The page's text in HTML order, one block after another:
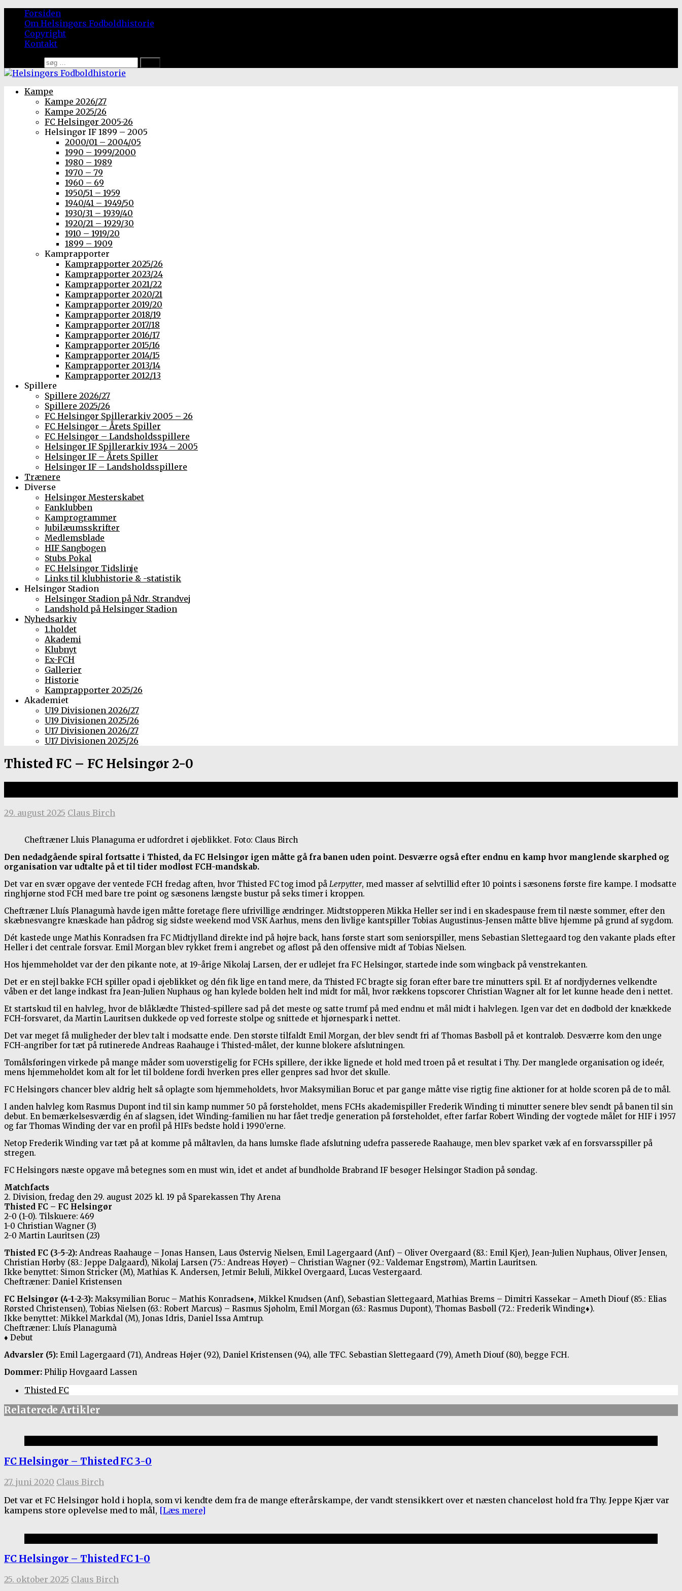
Forsiden
Om Helsingørs Fodboldhistorie
Copyright
Kontakt
Kampe
Kampe 2026/27
Kampe 2025/26
FC Helsingør 2005-26
Helsingør IF 1899 – 2005
2000/01 – 2004/05
1990 – 1999/2000
1980 – 1989
1970 – 79
1960 – 69
1950/51 – 1959
1940/41 – 1949/50
1930/31 – 1939/40
1920/21 – 1929/30
1910 – 1919/20
1899 – 1909
Kamprapporter
Kamprapporter 2025/26
Kamprapporter 2023/24
Kamprapporter 2021/22
Kamprapporter 2020/21
Kamprapporter 2019/20
Kamprapporter 2018/19
Kamprapporter 2017/18
Kamprapporter 2016/17
Kamprapporter 2015/16
Kamprapporter 2014/15
Kamprapporter 2013/14
Kamprapporter 2012/13
Spillere
Spillere 2026/27
Spillere 2025/26
FC Helsingør Spillerarkiv 2005 – 26
FC Helsingør – Årets Spiller
FC Helsingør – Landsholdsspillere
Helsingør IF Spillerarkiv 1934 – 2005
Helsingør IF – Årets Spiller
Helsingør IF – Landsholdsspillere
Trænere
Diverse
Helsingør Mesterskabet
Fanklubben
Kamprogrammer
Jubilæumsskrifter
Medlemsblade
HIF Sangbogen
Stubs Pokal
FC Helsingør Tidslinje
Links til klubhistorie & -statistik
Helsingør Stadion
Helsingør Stadion på Ndr. Strandvej
Landshold på Helsingør Stadion
Nyhedsarkiv
1.holdet
Akademi
Klubnyt
Ex-FCH
Gallerier
Historie
Kamprapporter 2025/26
Akademiet
U19 Divisionen 2026/27
U19 Divisionen 2025/26
U17 Divisionen 2026/27
U17 Divisionen 2025/26
Thisted FC – FC Helsingør 2-0
29. august 2025 Claus Birch
Cheftræner Lluis Planaguma er udfordret i øjeblikket. Foto: Claus Birch
Den nedadgående spiral fortsatte i Thisted, da FC Helsingør igen måtte gå fra banen uden point. Desværre også efter endnu en kamp hvor manglende skarphed og
organisation var udtalte på et til tider modløst FCH-mandskab.
Det var en svær opgave der ventede FCH fredag aften, hvor Thisted FC tog imod på Lerpytter, med masser af selvtillid efter 10 points i sæsonens første fire kampe. I modsatte
ringhjørne stod FCH med bare tre point og sæsonens længste bustur på seks timer i kroppen.
Cheftræner Lluís Planagumà havde igen måtte foretage flere ufrivillige ændringer. Midtstopperen Mikka Heller ser ind i en skadespause frem til næste sommer, efter den
skæbnesvangre knæskade han pådrog sig sidste weekend mod VSK Aarhus, mens den livlige kantspiller Tobias Augustinus-Jensen måtte blive hjemme på grund af sygdom.
Dét kastede unge Mathis Konradsen fra FC Midtjylland direkte ind på højre back, hans første start som seniorspiller, mens Sebastian Slettegaard tog den vakante plads efter
Heller i det centrale forsvar. Emil Morgan blev rykket frem i angrebet og afløst på den offensive midt af Tobias Nielsen.
Hos hjemmeholdet var der den pikante note, at 19-årige Nikolaj Larsen, der er udlejet fra FC Helsingør, startede inde som wingback på venstrekanten.
Det er en stejl bakke FCH spiller opad i øjeblikket og dén fik lige en tand mere, da Thisted FC bragte sig foran efter bare tre minutters spil. Et af nordjydernes velkendte
våben er det lange indkast fra Jean-Julien Nuphaus og han kylede bolden helt ind midt for mål, hvor rækkens topscorer Christian Wagner alt for let kunne heade den i nettet.
Et startskud til en halvleg, hvor de blåklædte Thisted-spillere sad på det meste og satte trumf på med endnu et mål midt i halvlegen. Igen var det en dødbold der knækkede
FCH-forsvaret, da Martin Lauritsen dukkede op ved forreste stolpe og snittede et hjørnespark i nettet.
Det var meget få muligheder der blev talt i modsatte ende. Den største tilfaldt Emil Morgan, der blev sendt fri af Thomas Basbøll på et kontraløb. Desværre kom den unge
FCH-angriber for tæt på rutinerede Andreas Raahauge i Thisted-målet, der kunne blokere afslutningen.
Tomålsføringen virkede på mange måder som uoverstigelig for FCHs spillere, der ikke lignede et hold med troen på et resultat i Thy. Der manglede organisation og ideér,
mens hjemmeholdet kom alt for let til boldene fordi hverken pres eller genpres sad hvor det skulle.
FC Helsingørs chancer blev aldrig helt så oplagte som hjemmeholdets, hvor Maksymilian Boruc et par gange måtte vise rigtig fine aktioner for at holde scoren på de to mål.
I anden halvleg kom Rasmus Dupont ind til sin kamp nummer 50 på førsteholdet, mens FCHs akademispiller Frederik Winding ti minutter senere blev sendt på banen til sin
debut. En bemærkelsesværdig én af slagsen, idet Winding-familien nu har fået tredje generation på førsteholdet, efter farfar Robert Winding der vogtede målet for HIF i 1957
og far Thomas Winding der var en profil på HIFs bedste hold i 1990’erne.
Netop Frederik Winding var tæt på at komme på måltavlen, da hans lumske flade afslutning udefra passerede Raahauge, men blev sparket væk af en forsvarsspiller på
stregen.
FC Helsingørs næste opgave må betegnes som en must win, idet et andet af bundholde Brabrand IF besøger Helsingør Stadion på søndag.
Matchfacts
2. Division, fredag den 29. august 2025 kl. 19 på Sparekassen Thy Arena
Thisted FC – FC Helsingør
2-0 (1-0). Tilskuere: 469
1-0 Christian Wagner (3)
2-0 Martin Lauritsen (23)
Thisted FC (3-5-2): Andreas Raahauge – Jonas Hansen, Laus Østervig Nielsen, Emil Lagergaard (Anf) – Oliver Overgaard (83.: Emil Kjer), Jean-Julien Nuphaus, Oliver Jensen,
Christian Hørby (83.: Jeppe Dalgaard), Nikolaj Larsen (75.: Andreas Høyer) – Christian Wagner (92.: Valdemar Engstrøm), Martin Lauritsen.
Ikke benyttet: Simon Stricker (M), Mathias K. Andersen, Jetmir Beluli, Mikkel Overgaard, Lucas Vestergaard.
Cheftræner: Daniel Kristensen
FC Helsingør (4-1-2-3): Maksymilian Boruc – Mathis Konradsen♦, Mikkel Knudsen (Anf), Sebastian Slettegaard, Mathias Brems – Dimitri Kassekar – Ameth Diouf (85.: Elias
Rørsted Christensen), Tobias Nielsen (63.: Robert Marcus) – Rasmus Sjøholm, Emil Morgan (63.: Rasmus Dupont), Thomas Basbøll (72.: Frederik Winding♦).
Ikke benyttet: Mikkel Markdal (M), Jonas Idris, Daniel Issa Amtrup.
Cheftræner: Lluís Planagumà
♦ Debut
Advarsler (5): Emil Lagergaard (71), Andreas Højer (92), Daniel Kristensen (94), alle TFC. Sebastian Slettegaard (79), Ameth Diouf (80), begge FCH.
Dommer: Philip Hovgaard Lassen
Thisted FC
Relaterede Artikler
FC Helsingør – Thisted FC 3-0
27. juni 2020 Claus Birch
Det var et FC Helsingør hold i hopla, som vi kendte dem fra de mange efterårskampe, der vandt stensikkert over et næsten chanceløst hold fra Thy. Jeppe Kjær var
kampens store oplevelse med to mål, [Læs mere]
FC Helsingør – Thisted FC 1-0
25. oktober 2025 Claus Birch